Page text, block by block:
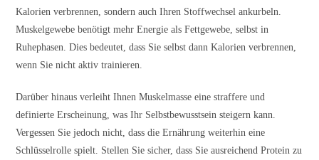
Kalorien verbrennen, sondern auch Ihren Stoffwechsel ankurbeln.
Muskelgewebe benötigt mehr Energie als Fettgewebe, selbst in
Ruhephasen. Dies bedeutet, dass Sie selbst dann Kalorien verbrennen,
wenn Sie nicht aktiv trainieren.
Darüber hinaus verleiht Ihnen Muskelmasse eine straffere und
definierte Erscheinung, was Ihr Selbstbewusstsein steigern kann.
Vergessen Sie jedoch nicht, dass die Ernährung weiterhin eine
Schlüsselrolle spielt. Stellen Sie sicher, dass Sie ausreichend Protein zu